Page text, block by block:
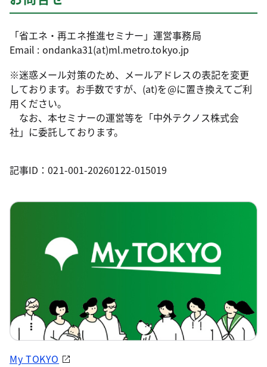
「省エネ・再エネ推進セミナー」運営事務局
Email : ondanka31(at)ml.metro.tokyo.jp
※迷惑メール対策のため、メールアドレスの表記を変更
しております。お手数ですが、(at)を@に置き換えてご利
用ください。
なお、本セミナーの運営等を「中外テクノス株式会
社」に委託しております。
記事ID：021-001-20260122-015019
My TOKYO